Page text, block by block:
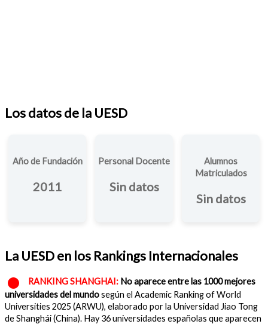
Los datos de la UESD
Año de Fundación
2011
Personal Docente
Sin datos
Alumnos
Matriculados
Sin datos
La UESD en los Rankings Internacionales
RANKING SHANGHAI: No aparece entre las 1000 mejores
universidades del mundosegún el Academic Ranking of World
Universities 2025 (ARWU), elaborado por la Universidad Jiao Tong
de Shanghái (China). Hay 36 universidades españolas que aparecen